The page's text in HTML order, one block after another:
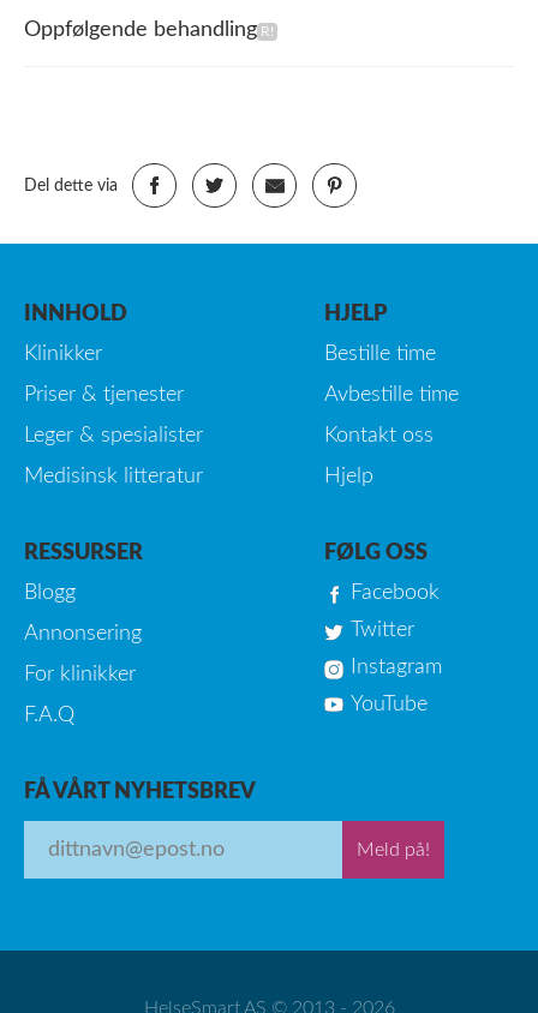
Oppfølgende behandling
Del dette via
INNHOLD
Klinikker
Priser & tjenester
Leger & spesialister
Medisinsk litteratur
HJELP
Bestille time
Avbestille time
Kontakt oss
Hjelp
RESSURSER
Blogg
Annonsering
For klinikker
F.A.Q
FØLG OSS
Facebook
Twitter
Instagram
YouTube
FÅ VÅRT NYHETSBREV
Meld på!
HelseSmart AS © 2013 - 2026